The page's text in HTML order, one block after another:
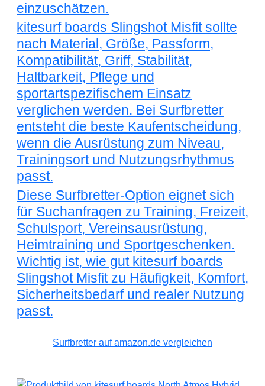
einzuschätzen.
kitesurf boards Slingshot Misfit sollte
nach Material, Größe, Passform,
Kompatibilität, Griff, Stabilität,
Haltbarkeit, Pflege und
sportartspezifischem Einsatz
verglichen werden. Bei Surfbretter
entsteht die beste Kaufentscheidung,
wenn die Ausrüstung zum Niveau,
Trainingsort und Nutzungsrhythmus
passt.
Diese Surfbretter-Option eignet sich
für Suchanfragen zu Training, Freizeit,
Schulsport, Vereinsausrüstung,
Heimtraining und Sportgeschenken.
Wichtig ist, wie gut kitesurf boards
Slingshot Misfit zu Häufigkeit, Komfort,
Sicherheitsbedarf und realer Nutzung
passt.
Surfbretter auf amazon.de vergleichen